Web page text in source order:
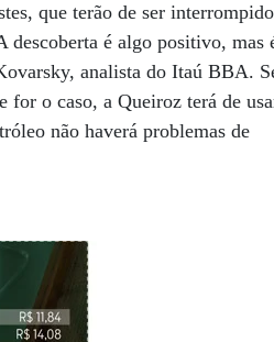
que terão de ser
descoberta é algo positivo, mas
analista do Itaú BBA.
for o caso, a Queiroz terá de
não haverá problemas de